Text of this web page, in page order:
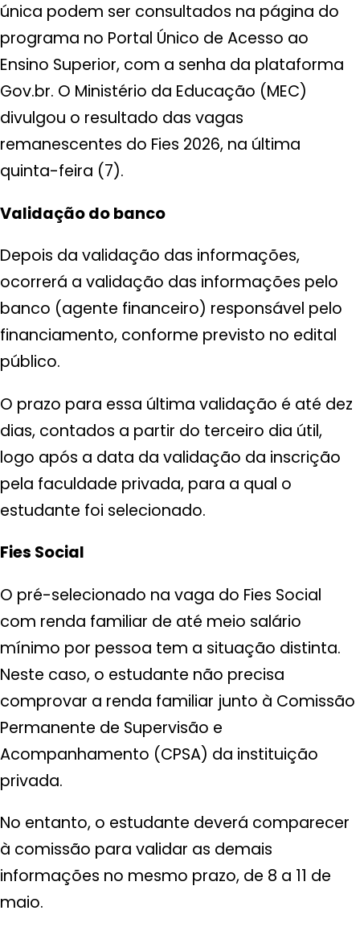
única podem ser consultados na página do
programa no Portal Único de Acesso ao
Ensino Superior, com a senha da plataforma
Gov.br. O Ministério da Educação (MEC)
divulgou o resultado das vagas
remanescentes do Fies 2026, na última
quinta-feira (7).
Validação do banco
Depois da validação das informações,
ocorrerá a validação das informações pelo
banco (agente financeiro) responsável pelo
financiamento, conforme previsto no edital
público.
O prazo para essa última validação é até dez
dias, contados a partir do terceiro dia útil,
logo após a data da validação da inscrição
pela faculdade privada, para a qual o
estudante foi selecionado.
Fies Social
O pré-selecionado na vaga do Fies Social
com renda familiar de até meio salário
mínimo por pessoa tem a situação distinta.
Neste caso, o estudante não precisa
comprovar a renda familiar junto à Comissão
Permanente de Supervisão e
Acompanhamento (CPSA) da instituição
privada.
No entanto, o estudante deverá comparecer
à comissão para validar as demais
informações no mesmo prazo, de 8 a 11 de
maio.